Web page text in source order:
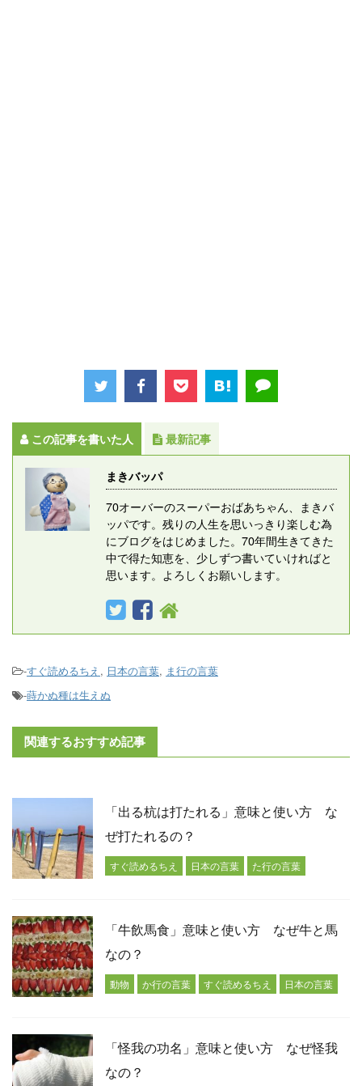
この記事を書いた人 最新記事
まきバッパ
70オーバーのスーパーおばあちゃん、まきバ
ッパです。残りの人生を思いっきり楽しむ為
にブログをはじめました。70年間生きてきた
中で得た知恵を、少しずつ書いていければと
思います。よろしくお願いします。
-すぐ読めるちえ , 日本の言葉, ま行の言葉
-蒔かぬ種は生えぬ
関連するおすすめ記事
「出る杭は打たれる」意味と使い方 な
ぜ打たれるの？
すぐ読めるちえ 日本の言葉 た行の言葉
「牛飲馬食」意味と使い方 なぜ牛と馬
なの？
動物 か行の言葉 すぐ読めるちえ 日本の言葉
「怪我の功名」意味と使い方 なぜ怪我
なの？